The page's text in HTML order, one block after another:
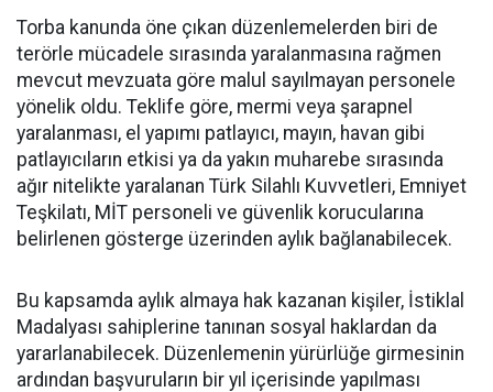
Torba kanunda öne çıkan düzenlemelerden biri de
terörle mücadele sırasında yaralanmasına rağmen
mevcut mevzuata göre malul sayılmayan personele
yönelik oldu. Teklife göre, mermi veya şarapnel
yaralanması, el yapımı patlayıcı, mayın, havan gibi
patlayıcıların etkisi ya da yakın muharebe sırasında
ağır nitelikte yaralanan Türk Silahlı Kuvvetleri, Emniyet
Teşkilatı, MİT personeli ve güvenlik korucularına
belirlenen gösterge üzerinden aylık bağlanabilecek.
Bu kapsamda aylık almaya hak kazanan kişiler, İstiklal
Madalyası sahiplerine tanınan sosyal haklardan da
yararlanabilecek. Düzenlemenin yürürlüğe girmesinin
ardından başvuruların bir yıl içerisinde yapılması